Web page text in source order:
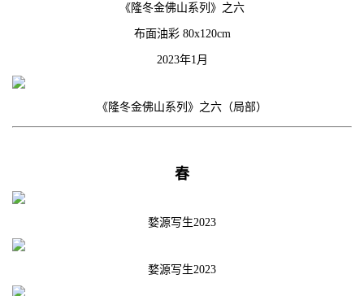
《隆冬金佛山系列》之六
布面油彩 80x120cm
2023年1月
《隆冬金佛山系列》之六（局部）
春
婺源写生2023
婺源写生2023